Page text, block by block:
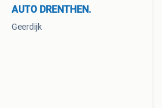
AUTO DRENTHEN.
Geerdijk